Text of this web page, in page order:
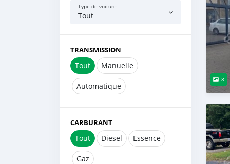
Type de voiture
Tout
TRANSMISSION
Tout Manuelle
Automatique
CARBURANT
Tout Diesel Essence
Gaz
8